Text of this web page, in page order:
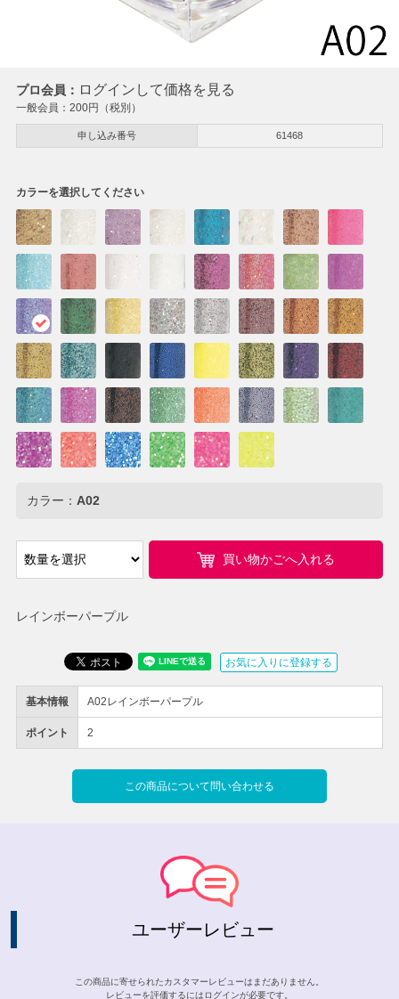
プロ会員： ログインして価格を見る
一般会員： 200円（税別）
申し込み番号 61468
レインボーパープル
基本情報 A02レインボーパープル
ポイント 2
カラーを選択してください
カラー： A02
買い物かごへ入れる
お気に入りに登録する
この商品について問い合わせる
ユーザーレビュー
この商品に寄せられたカスタマーレビューはまだありません。
レビューを評価するには ログインが必要です。